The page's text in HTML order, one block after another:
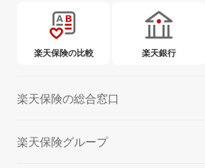
楽天保険の比較 楽天銀行
楽天保険の総合窓口
楽天保険グループ